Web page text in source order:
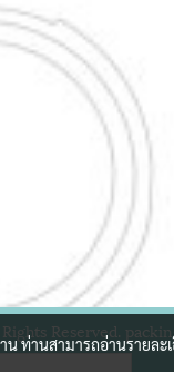
Reserved.
ท่านสามารถอ่านรายละ